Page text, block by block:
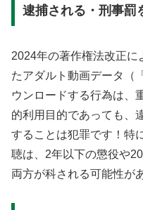
逮捕される・刑事罰
2024年の著作権法改正
たアダルト動画データ（
ウンロードする行為は、
的利用目的であっても、
することは犯罪です！特
聴は、2年以下の懲役や
両方が科される可能性が